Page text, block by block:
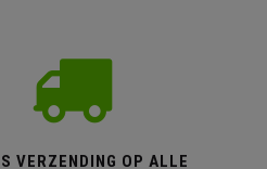
VERZENDING OP ALLE